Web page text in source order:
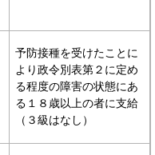
予防接種を受けたことに
より政令別表第２に定め
る程度の障害の状態にあ
る１８歳以上の者に支給
（３級はなし）